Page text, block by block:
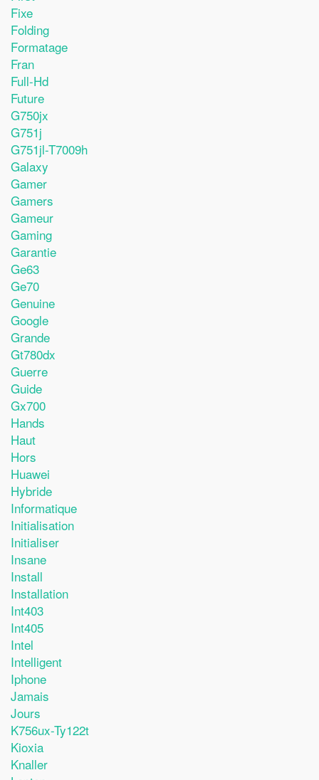
Fixe
Folding
Formatage
Fran
Full-Hd
Future
G750jx
G751j
G751jl-T7009h
Galaxy
Gamer
Gamers
Gameur
Gaming
Garantie
Ge63
Ge70
Genuine
Google
Grande
Gt780dx
Guerre
Guide
Gx700
Hands
Haut
Hors
Huawei
Hybride
Informatique
Initialisation
Initialiser
Insane
Install
Installation
Int403
Int405
Intel
Intelligent
Iphone
Jamais
Jours
K756ux-Ty122t
Kioxia
Knaller